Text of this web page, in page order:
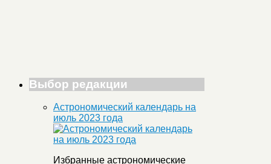
Выбор редакции
Астрономический календарь на
июль 2023 года
Избранные астрономические